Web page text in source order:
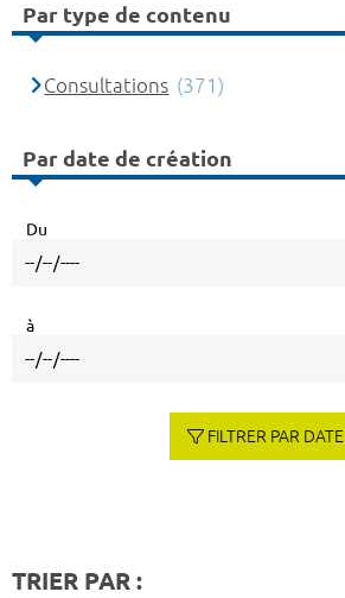
Par type de contenu
Consultations (371)
Par date de création
Du
à
FILTRER PAR DATE
TRIER PAR :